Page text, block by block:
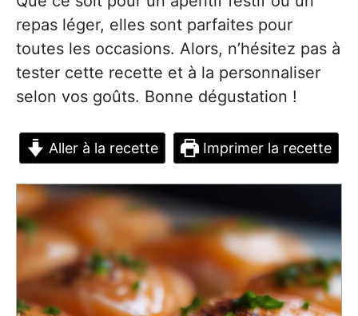
repas léger, elles sont parfaites pour
toutes les occasions. Alors, n’hésitez pas à
tester cette recette et à la personnaliser
selon vos goûts. Bonne dégustation !
Aller à la recette Imprimer la recette